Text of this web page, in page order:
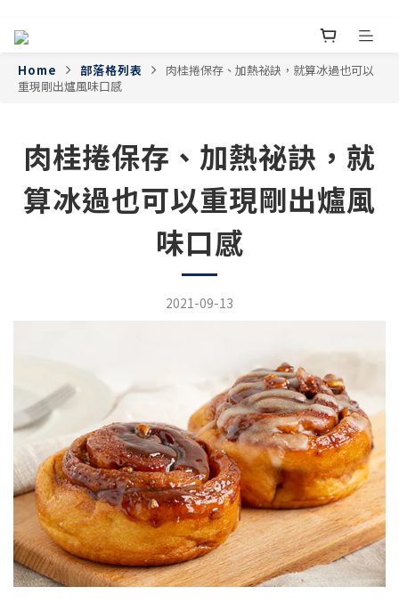
Home 部落格列表
肉桂捲保存、加熱祕訣，就算冰過也可以
重現剛出爐風味口感
肉桂捲保存、加熱祕訣，就
算冰過也可以重現剛出爐風
味口感
2021-09-13